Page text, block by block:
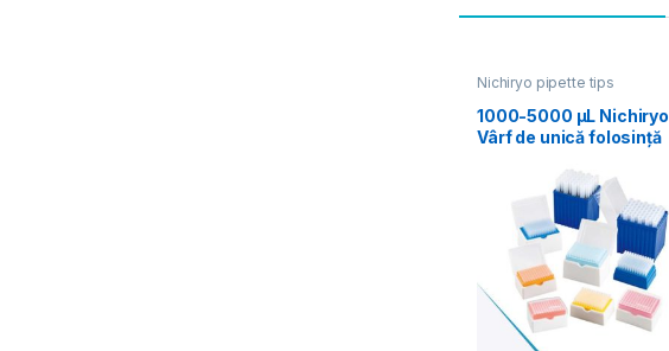
Nichiryo pipette tips
1000-5000 µL Nichiryo
Vârf de unică folosință